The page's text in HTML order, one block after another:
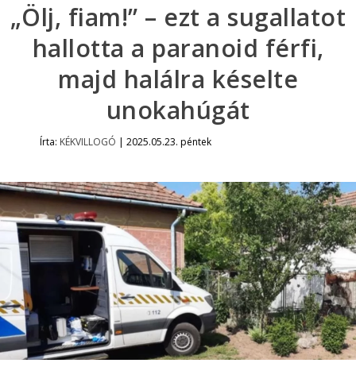
„Ölj, fiam!” – ezt a sugallatot
hallotta a paranoid férfi,
majd halálra késelte
unokahúgát
Írta: KÉKVILLOGÓ | 2025.05.23. péntek